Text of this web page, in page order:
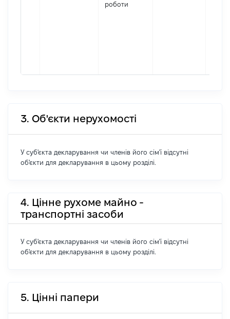
роботи
3. Об'єкти нерухомості
У суб'єкта декларування чи членів його сім'ї відсутні
об'єкти для декларування в цьому розділі.
4. Цінне рухоме майно -
транспортні засоби
У суб'єкта декларування чи членів його сім'ї відсутні
об'єкти для декларування в цьому розділі.
5. Цінні папери